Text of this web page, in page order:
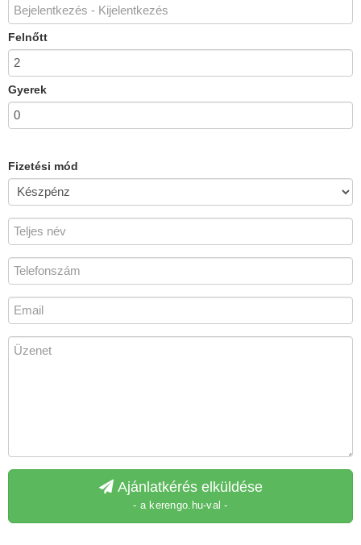
Felnőtt
Gyerek
Fizetési mód
Ajánlatkérés elküldése
- a kerengo.hu-val -